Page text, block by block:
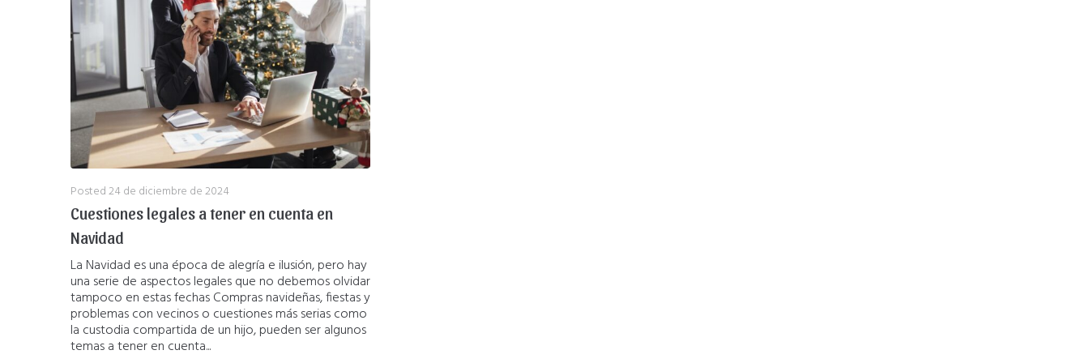
Posted24 de diciembre de 2024
Cuestiones legales a tener en cuenta en
Navidad
La Navidad es una época de alegría e ilusión, pero hay
una serie de aspectos legales que no debemos olvidar
tampoco en estas fechas Compras navideñas, fiestas y
problemas con vecinos o cuestiones más serias como
la custodia compartida de un hijo, pueden ser algunos
temas a tener en cuenta...